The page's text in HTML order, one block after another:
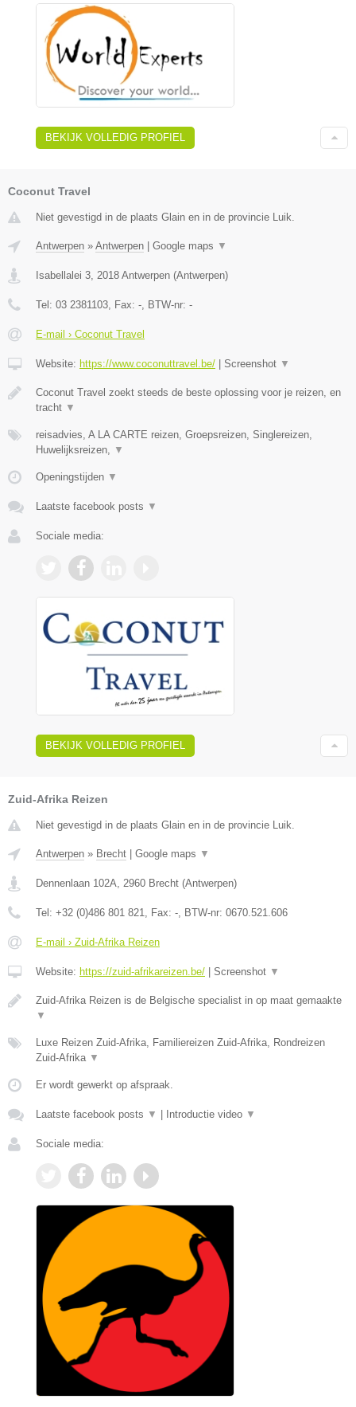
BEKIJK VOLLEDIG PROFIEL
Coconut Travel
Niet gevestigd in de plaats Glain en in de provincie Luik.
Antwerpen » Antwerpen Google maps ▼
Isabellalei 3 2018 Antwerpen (Antwerpen)
Tel: 03 2381103 , Fax: - , BTW-nr: -
E-mail › Coconut Travel
Website: https://www.coconuttravel.be/ Screenshot ▼
Coconut Travel zoekt steeds de beste oplossing voor je reizen, en
tracht ▼
reisadvies, A LA CARTE reizen, Groepsreizen, Singlereizen,
Huwelijksreizen,
▼
Openingstijden ▼
Laatste facebook posts ▼
Sociale media:
BEKIJK VOLLEDIG PROFIEL
Zuid-Afrika Reizen
Niet gevestigd in de plaats Glain en in de provincie Luik.
Antwerpen » Brecht Google maps ▼
Dennenlaan 102A 2960 Brecht (Antwerpen)
Tel: +32 (0)486 801 821 , Fax: - , BTW-nr: 0670.521.606
E-mail › Zuid-Afrika Reizen
Website: https://zuid-afrikareizen.be/ Screenshot ▼
Zuid-Afrika Reizen is de Belgische specialist in op maat gemaakte
▼
Luxe Reizen Zuid-Afrika, Familiereizen Zuid-Afrika, Rondreizen
Zuid-Afrika ▼
Er wordt gewerkt op afspraak.
Laatste facebook posts ▼ Introductie video ▼
Sociale media: